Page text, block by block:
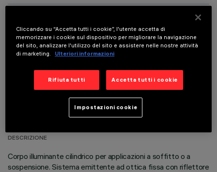
COMPONENTI OPZIONALI
DATI TECNICI
DESCRIZIONE
Corpo illuminante cilindrico per applicazioni a soffitto o a
sospensione. Sistema emittente ad ottica fissa con riflettore
Cliccando su “Accetta tutti i cookie”, l'utente accetta di
memorizzare i cookie sul dispositivo per migliorare la navigazione
del sito, analizzare l'utilizzo del sito e assistere nelle nostre attività
di marketing.
Ulteriori informazioni
Rifiuta tutti Accetta tutti i cookie
Impostazioni cookie